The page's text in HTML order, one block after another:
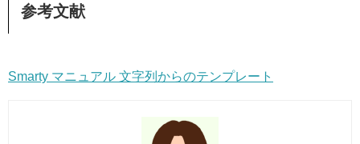
参考文献
Smarty マニュアル 文字列からのテンプレート